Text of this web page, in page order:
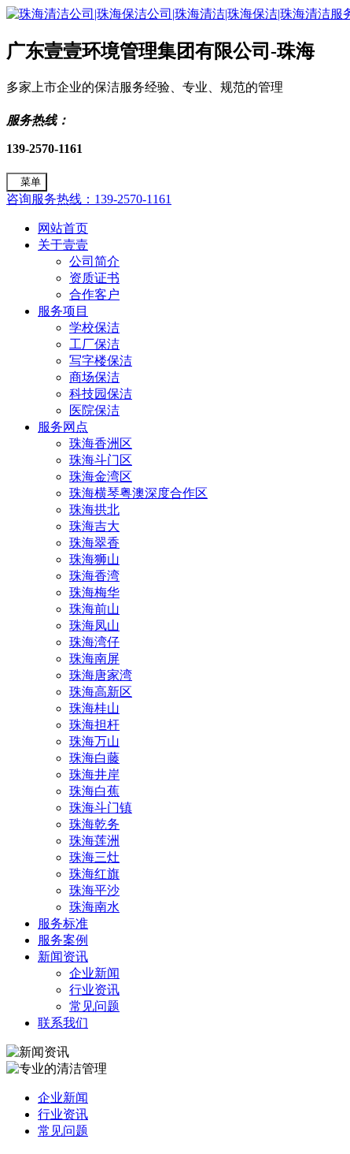
广东壹壹环境管理集团有限公司-珠海
多家上市企业的保洁服务经验、专业、规范的管理
服务热线：
139-2570-1161
菜单
咨询服务热线：139-2570-1161
网站首页
关于壹壹
公司简介
资质证书
合作客户
服务项目
学校保洁
工厂保洁
写字楼保洁
商场保洁
科技园保洁
医院保洁
服务网点
珠海香洲区
珠海斗门区
珠海金湾区
珠海横琴粤澳深度合作区
珠海拱北
珠海吉大
珠海翠香
珠海狮山
珠海香湾
珠海梅华
珠海前山
珠海凤山
珠海湾仔
珠海南屏
珠海唐家湾
珠海高新区
珠海桂山
珠海担杆
珠海万山
珠海白藤
珠海井岸
珠海白蕉
珠海斗门镇
珠海乾务
珠海莲洲
珠海三灶
珠海红旗
珠海平沙
珠海南水
服务标准
服务案例
新闻资讯
企业新闻
行业资讯
常见问题
联系我们
企业新闻
行业资讯
常见问题